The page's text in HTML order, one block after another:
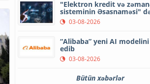
"Elektron kredit və
sisteminin Əsasnaməsi"
03-08-2026
“Alibaba” yeni AI
edib
03-08-2026
Bütün xəbərlər